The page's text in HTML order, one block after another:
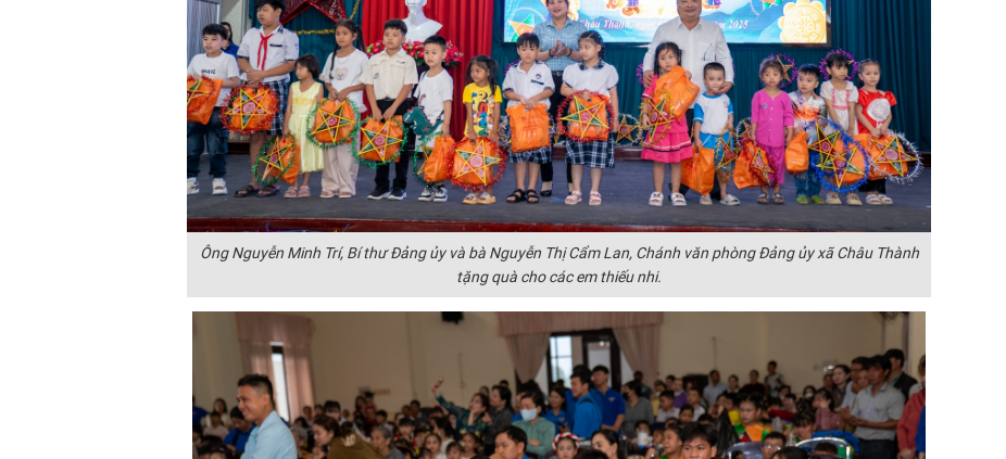
Ông Nguyễn Minh Trí, Bí thư Đảng ủy và bà Nguyễn Thị Cẩm Lan, Chánh văn phòng Đảng ủy xã Châu Thành
tặng quà cho các em thiếu nhi.